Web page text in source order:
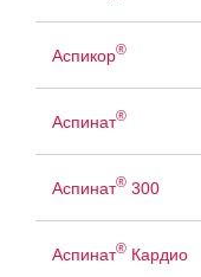
Аспикор®
Аспинат®
Аспинат®300
Аспинат®Кардио